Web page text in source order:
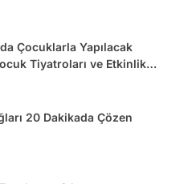
Çocuklarla Yapılacak
Tiyatroları ve Etkinlik
20 Dakikada Çözen